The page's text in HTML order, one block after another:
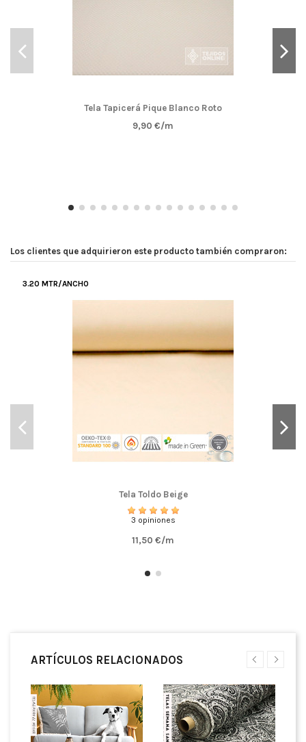
Tela Tapicerá Pique Blanco Roto
9,90 €/m
Los clientes que adquirieron este producto también compraron:
3.20 MTR/ANCHO
Tela Toldo Beige
3 opiniones
11,50 €/m
ARTÍCULOS RELACIONADOS